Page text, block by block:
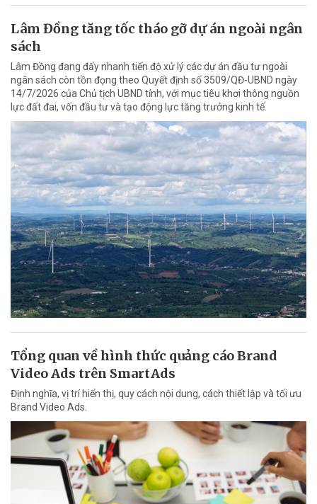
Lâm Đồng tăng tốc tháo gỡ dự án ngoài ngân
sách
Lâm Đồng đang đẩy nhanh tiến độ xử lý các dự án đầu tư ngoài
ngân sách còn tồn đọng theo Quyết định số 3509/QĐ-UBND ngày
14/7/2026 của Chủ tịch UBND tỉnh, với mục tiêu khơi thông nguồn
lực đất đai, vốn đầu tư và tạo động lực tăng trưởng kinh tế.
Tổng quan về hình thức quảng cáo Brand
Video Ads trên SmartAds
Định nghĩa, vị trí hiển thị, quy cách nội dung, cách thiết lập và tối ưu
Brand Video Ads.